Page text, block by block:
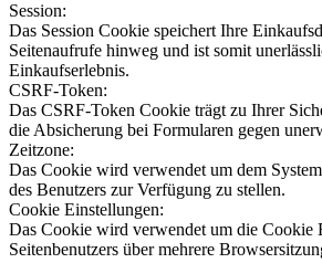
Session:
Das Session Cookie speichert Ihre
Seitenaufrufe hinweg und ist somit
Einkaufserlebnis.
CSRF-Token:
Das CSRF-Token Cookie trägt zu Ihrer
die Absicherung bei Formularen gegen
Zeitzone:
Das Cookie wird verwendet um dem
des Benutzers zur Verfügung zu stellen.
Cookie Einstellungen:
Das Cookie wird verwendet um die Cookie
Seitenbenutzers über mehrere